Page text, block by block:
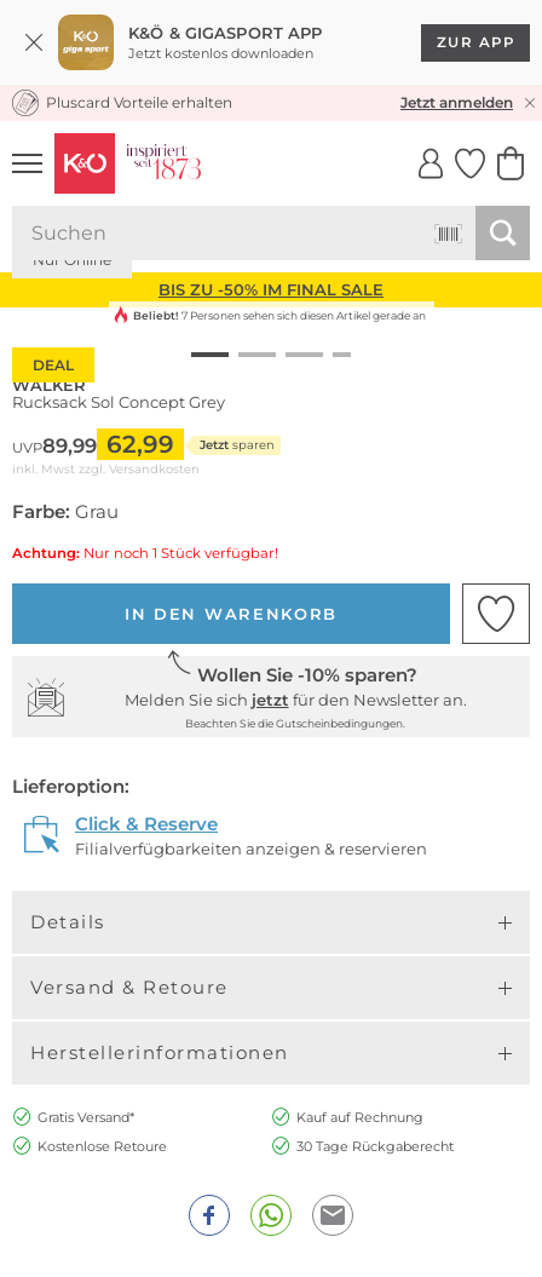
K&Ö & GIGASPORT APP
Jetzt kostenlos downloaden
ZUR APP
KOSTENLOSER VERSAND* & RÜCKVERSAND
Pluscard Vorteile erhalten Jetzt anmelden
UNSERE APP
CLICK &
BIS ZU -50% IM FINAL SALE
DEAL
Nur Online
Beliebt! 7 Personen sehen sich diesen Artikel gerade an
WALKER
Rucksack Sol Concept Grey
UVP89,99 62,99 Jetzt sparen
inkl. Mwst zzgl. Versandkosten
Farbe: Grau
Achtung: Nur noch 1 Stück verfügbar!
IN DEN WARENKORB
Wollen Sie -10% sparen?
Melden Sie sich jetzt für den Newsletter an.
Beachten Sie die Gutscheinbedingungen.
Lieferoption:
Click & Reserve
Filialverfügbarkeiten anzeigen & reservieren
Details
Versand & Retoure
Herstellerinformationen
Gratis Versand*
Kauf auf Rechnung
Kostenlose Retoure
30 Tage Rückgaberecht